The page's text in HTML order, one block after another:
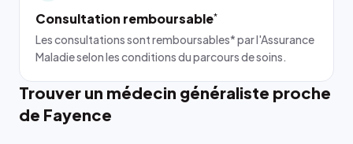
Consultation remboursable*
Les consultations sont remboursables* par l'Assurance
Maladie selon les conditions du parcours de soins.
Trouver un médecin généraliste proche
de Fayence